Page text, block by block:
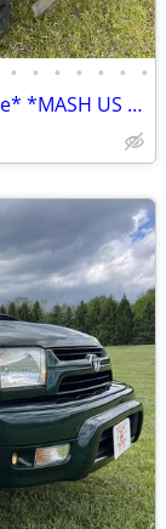
• • • • • • •
1955 *Jeep* *M170 Frontline Ambulance* *MASH US Army Je